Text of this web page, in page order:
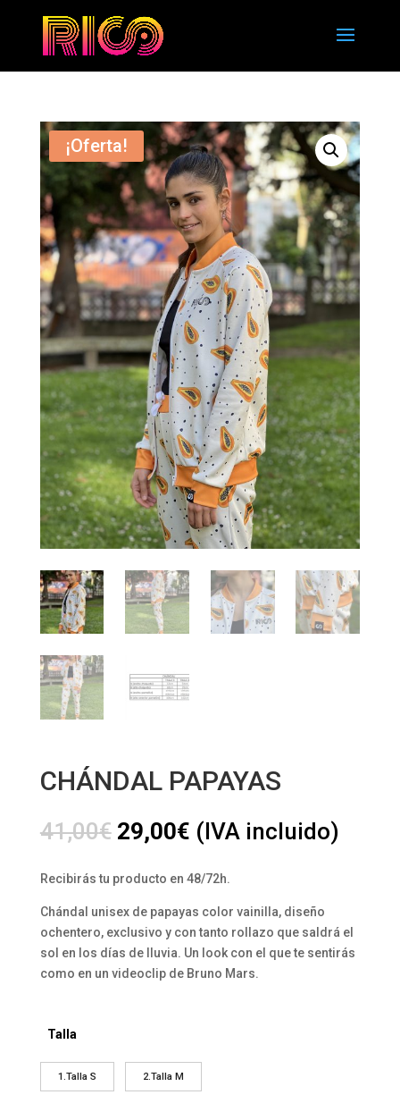
¡Oferta!
CHÁNDAL PAPAYAS
41,00€ El
precio
original
era:
41,00€.
29,00€El
precio
actual
es:
29,00€.
(IVA incluido)
Recibirás tu producto en 48/72h.
Chándal unisex de papayas color vainilla, diseño
ochentero, exclusivo y con tanto rollazo que saldrá el
sol en los días de lluvia. Un look con el que te sentirás
como en un videoclip de Bruno Mars.
Talla
1.Talla S 2.Talla M